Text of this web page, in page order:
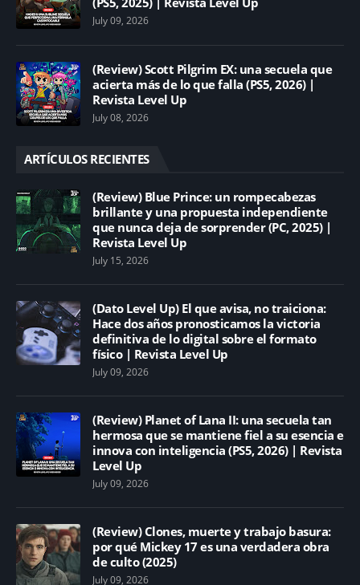
July 09, 2026
(Review) Scott Pilgrim EX: una secuela que
acierta más de lo que falla (PS5, 2026) |
Revista Level Up
July 08, 2026
ARTÍCULOS RECIENTES
(Review) Blue Prince: un rompecabezas
brillante y una propuesta independiente
que nunca deja de sorprender (PC, 2025) |
Revista Level Up
July 15, 2026
(Dato Level Up) El que avisa, no traiciona:
Hace dos años pronosticamos la victoria
definitiva de lo digital sobre el formato
físico | Revista Level Up
July 09, 2026
(Review) Planet of Lana II: una secuela tan
hermosa que se mantiene fiel a su esencia e
innova con inteligencia (PS5, 2026) | Revista
Level Up
July 09, 2026
(Review) Clones, muerte y trabajo basura:
por qué Mickey 17 es una verdadera obra
de culto (2025)
July 09, 2026